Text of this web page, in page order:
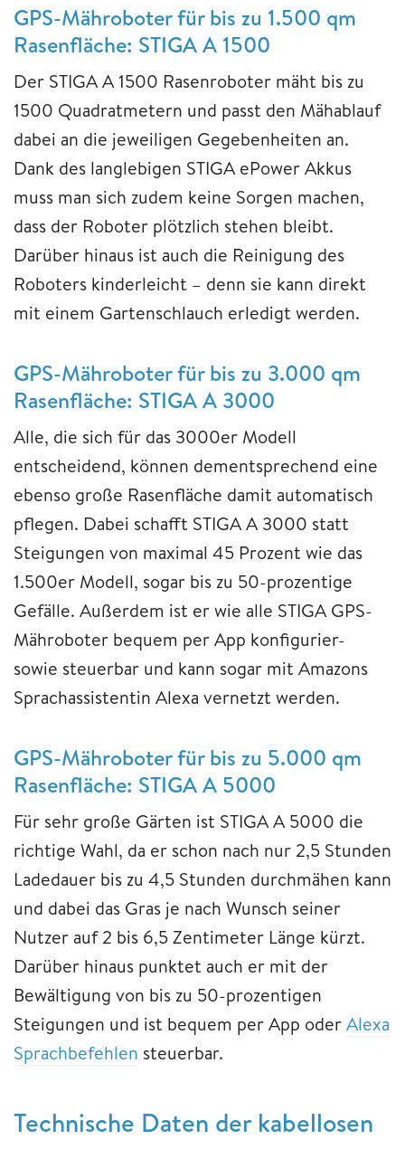
GPS-Mähroboter für bis zu 1.500 qm
Rasenfläche: STIGA A 1500
Der STIGA A 1500 Rasenroboter mäht bis zu
1500 Quadratmetern und passt den Mähablauf
dabei an die jeweiligen Gegebenheiten an.
Dank des langlebigen STIGA ePower Akkus
muss man sich zudem keine Sorgen machen,
dass der Roboter plötzlich stehen bleibt.
Darüber hinaus ist auch die Reinigung des
Roboters kinderleicht – denn sie kann direkt
mit einem Gartenschlauch erledigt werden.
GPS-Mähroboter für bis zu 3.000 qm
Rasenfläche: STIGA A 3000
Alle, die sich für das 3000er Modell
entscheidend, können dementsprechend eine
ebenso große Rasenfläche damit automatisch
pflegen. Dabei schafft STIGA A 3000 statt
Steigungen von maximal 45 Prozent wie das
1.500er Modell, sogar bis zu 50-prozentige
Gefälle. Außerdem ist er wie alle STIGA GPS-
Mähroboter bequem per App konfigurier-
sowie steuerbar und kann sogar mit Amazons
Sprachassistentin Alexa vernetzt werden.
GPS-Mähroboter für bis zu 5.000 qm
Rasenfläche: STIGA A 5000
Für sehr große Gärten ist STIGA A 5000 die
richtige Wahl, da er schon nach nur 2,5 Stunden
Ladedauer bis zu 4,5 Stunden durchmähen kann
und dabei das Gras je nach Wunsch seiner
Nutzer auf 2 bis 6,5 Zentimeter Länge kürzt.
Darüber hinaus punktet auch er mit der
Bewältigung von bis zu 50-prozentigen
Steigungen und ist bequem per App oderAlexa
Sprachbefehlen steuerbar.
Technische Daten der kabellosen